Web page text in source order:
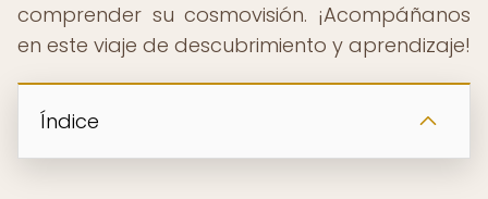
comprender su cosmovisión. ¡Acompáñanos
en este viaje de descubrimiento y aprendizaje!
Índice